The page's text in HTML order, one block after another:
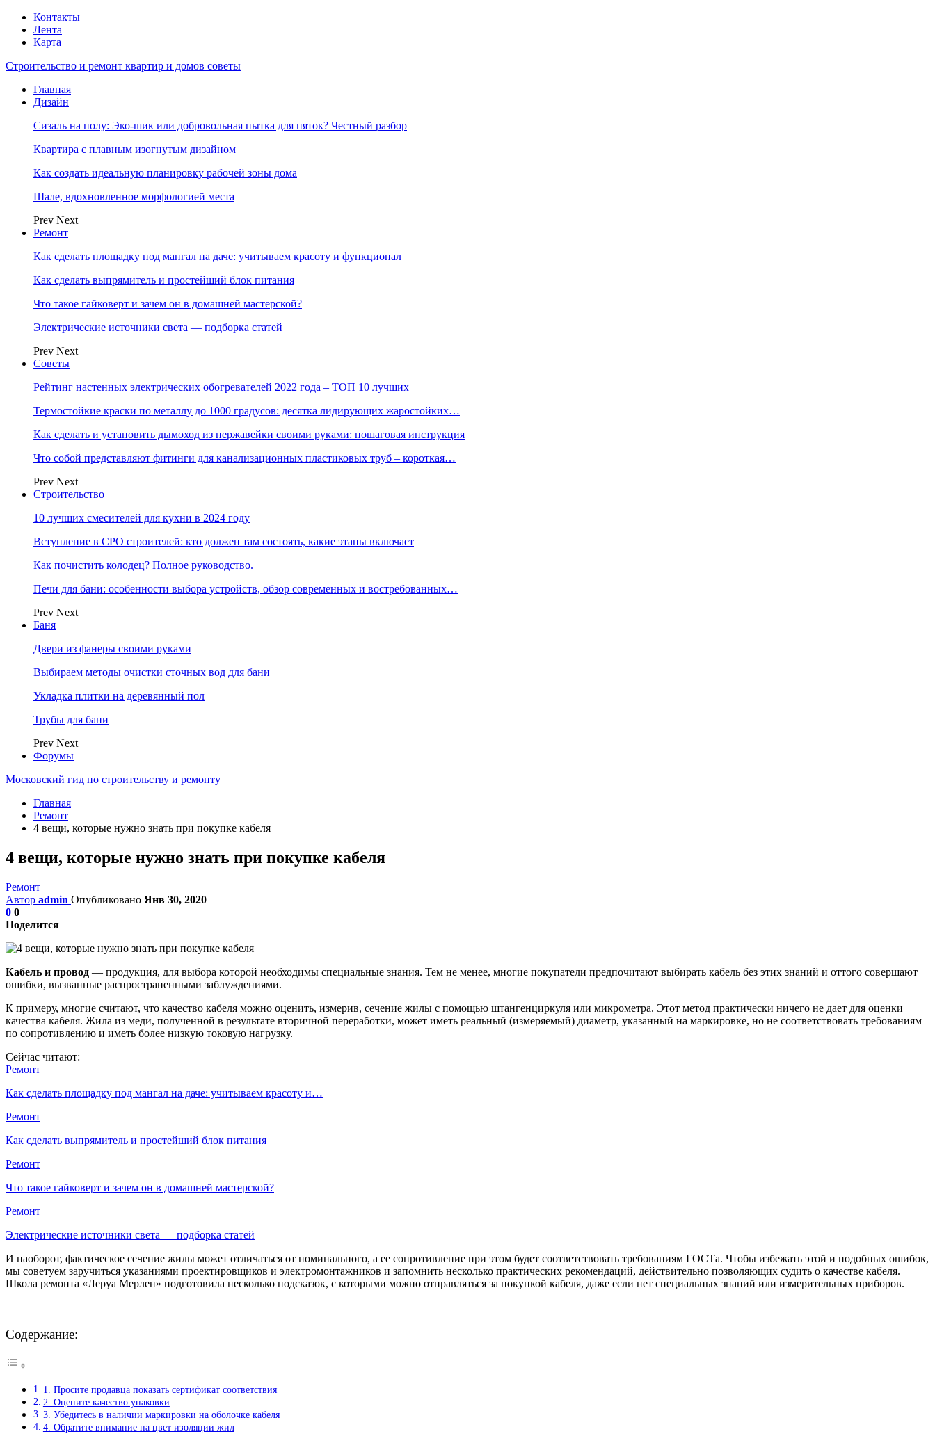
Контакты
Лента
Карта
Строительство и ремонт квартир и домов советы
Главная
Дизайн
Сизаль на полу: Эко-шик или добровольная пытка для пяток? Честный разбор
Квартира с плавным изогнутым дизайном
Как создать идеальную планировку рабочей зоны дома
Шале, вдохновленное морфологией места
Prev Next
Ремонт
Как сделать площадку под мангал на даче: учитываем красоту и функционал
Как сделать выпрямитель и простейший блок питания
Что такое гайковерт и зачем он в домашней мастерской?
Электрические источники света — подборка статей
Prev Next
Советы
Рейтинг настенных электрических обогревателей 2022 года – ТОП 10 лучших
Термостойкие краски по металлу до 1000 градусов: десятка лидирующих жаростойких…
Как сделать и установить дымоход из нержавейки своими руками: пошаговая инструкция
Что собой представляют фитинги для канализационных пластиковых труб – короткая…
Prev Next
Строительство
10 лучших смесителей для кухни в 2024 году
Вступление в СРО строителей: кто должен там состоять, какие этапы включает
Как почистить колодец? Полное руководство.
Печи для бани: особенности выбора устройств, обзор современных и востребованных…
Prev Next
Баня
Двери из фанеры своими руками
Выбираем методы очистки сточных вод для бани
Укладка плитки на деревянный пол
Трубы для бани
Prev Next
Форумы
Московский гид по строительству и ремонту
Главная
Ремонт
4 вещи, которые нужно знать при покупке кабеля
4 вещи, которые нужно знать при покупке кабеля
Ремонт
Автор admin Опубликовано Янв 30, 2020
0 0
Поделится
Кабель и провод — продукция, для выбора которой необходимы специальные знания. Тем не менее, многие покупатели предпочитают выбирать кабель без этих знаний и оттого совершают
ошибки, вызванные распространенными заблуждениями.
К примеру, многие считают, что качество кабеля можно оценить, измерив, сечение жилы с помощью штангенциркуля или микрометра. Этот метод практически ничего не дает для оценки
качества кабеля. Жила из меди, полученной в результате вторичной переработки, может иметь реальный (измеряемый) диаметр, указанный на маркировке, но не соответствовать требованиям
по сопротивлению и иметь более низкую токовую нагрузку.
Сейчас читают:
Ремонт
Как сделать площадку под мангал на даче: учитываем красоту и…
Ремонт
Как сделать выпрямитель и простейший блок питания
Ремонт
Что такое гайковерт и зачем он в домашней мастерской?
Ремонт
Электрические источники света — подборка статей
И наоборот, фактическое сечение жилы может отличаться от номинального, а ее сопротивление при этом будет соответствовать требованиям ГОСТа. Чтобы избежать этой и подобных ошибок,
мы советуем заручиться указаниями проектировщиков и электромонтажников и запомнить несколько практических рекомендаций, действительно позволяющих судить о качестве кабеля.
Школа ремонта «Леруа Мерлен» подготовила несколько подсказок, с которыми можно отправляться за покупкой кабеля, даже если нет специальных знаний или измерительных приборов.
Содержание:
1. Просите продавца показать сертификат соответствия
2. Оцените качество упаковки
3. Убедитесь в наличии маркировки на оболочке кабеля
4. Обратите внимание на цвет изоляции жил